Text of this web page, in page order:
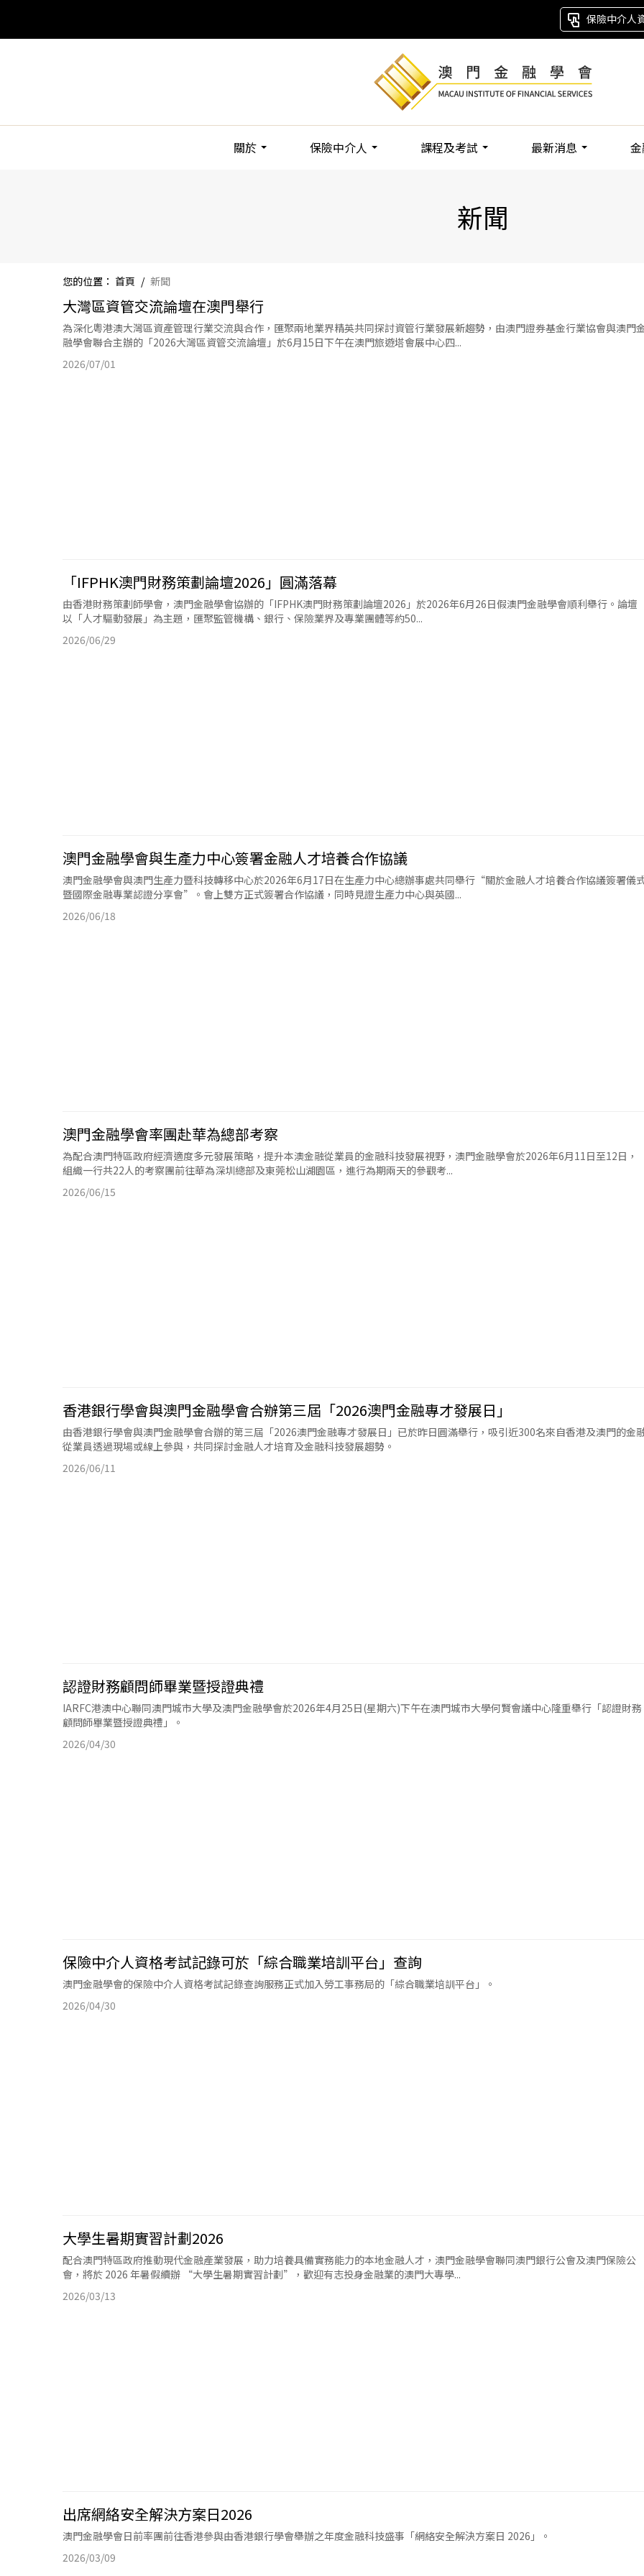
保險中介人
關於 保險中介人 課程及考試 最新消息
新聞
您的位置： 首頁 / 新聞
大灣區資管交流論壇在澳門舉行
為深化粵港澳大灣區資產管理行業交流與合作，匯聚兩地業界精英共同探討資管行業發展新趨勢，由澳門證券基金行業協會與澳門
融學會聯合主辦的「2026大灣區資管交流論壇」於6月15日下午在澳門旅遊塔會展中心四...
2026/07/01
「IFPHK澳門財務策劃論壇2026」圓滿落幕
由香港財務策劃師學會，澳門金融學會協辦的「IFPHK澳門財務策劃論壇2026」於2026年6月26日假澳門金融學會順利舉行。論壇
以「人才驅動發展」為主題，匯聚監管機構、銀行、保險業界及專業團體等約50...
2026/06/29
澳門金融學會與生產力中心簽署金融人才培養合作協議
澳門金融學會與澳門生產力暨科技轉移中心於2026年6月17日在生產力中心總辦事處共同舉行“關於金融人才培養合作協議簽署儀
暨國際金融專業認證分享會”。會上雙方正式簽署合作協議，同時見證生產力中心與英國...
2026/06/18
澳門金融學會率團赴華為總部考察
為配合澳門特區政府經濟適度多元發展策略，提升本澳金融從業員的金融科技發展視野，澳門金融學會於2026年6月11日至12日，
組織一行共22人的考察團前往華為深圳總部及東莞松山湖園區，進行為期兩天的參觀考...
2026/06/15
香港銀行學會與澳門金融學會合辦第三屆「2026澳門金融專才發展日」
由香港銀行學會與澳門金融學會合辦的第三屆「2026澳門金融專才發展日」已於昨日圓滿舉行，吸引近300名來自香港及澳門的金
從業員透過現場或線上參與，共同探討金融人才培育及金融科技發展趨勢。
2026/06/11
認證財務顧問師畢業暨授證典禮
IARFC港澳中心聯同澳門城市大學及澳門金融學會於2026年4月25日(星期六)下午在澳門城市大學何賢會議中心隆重舉行「認證財務
顧問師畢業暨授證典禮」。
2026/04/30
保險中介人資格考試記錄可於「綜合職業培訓平台」查詢
澳門金融學會的保險中介人資格考試記錄查詢服務正式加入勞工事務局的「綜合職業培訓平台」。
2026/04/30
大學生暑期實習計劃2026
配合澳門特區政府推動現代金融產業發展，助力培養具備實務能力的本地金融人才，澳門金融學會聯同澳門銀行公會及澳門保險公
會，將於 2026 年暑假續辦 “大學生暑期實習計劃”，歡迎有志投身金融業的澳門大專學...
2026/03/13
出席網絡安全解決方案日2026
澳門金融學會日前率團前往香港參與由香港銀行學會舉辦之年度金融科技盛事「網絡安全解決方案日 2026」。
2026/03/09